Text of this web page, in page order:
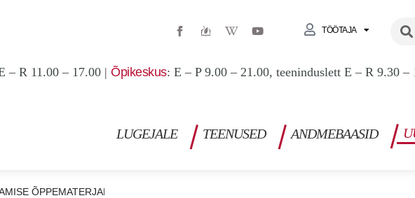
W
i
e
w
Y
o
u
b
TÖÖTAJA
– R 11.00 – 17.00 | Õpikeskus: E – P 9.00 – 21.00, teeninduslett E – R 9.30 –
LUGEJALE TEENUSED ANDMEBAASID
ÕPPEMATERJALID